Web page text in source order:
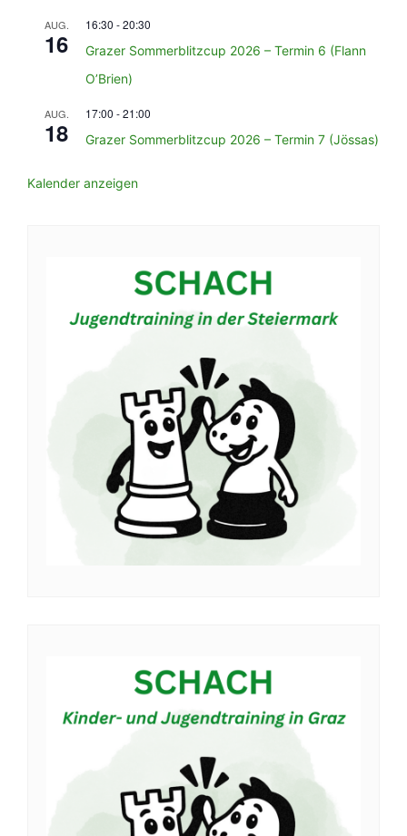
AUG.
16
16:30 -20:30
Grazer Sommerblitzcup 2026 – Termin 6 (Flann
O’Brien)
AUG.
18
17:00 -21:00
Grazer Sommerblitzcup 2026 – Termin 7 (Jössas)
Kalender anzeigen